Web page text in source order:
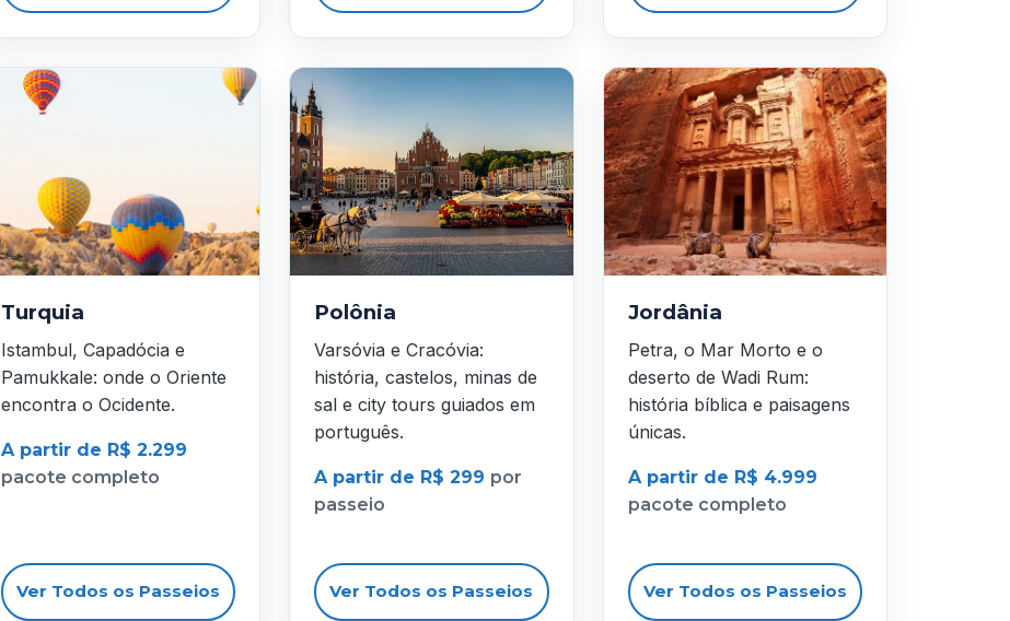
Turquia
Istambul, Capadócia e
Pamukkale: onde o Oriente
encontra o Ocidente.
A partir de R$ 2.299
pacote completo
Ver Todos os Passeios
Polônia
Varsóvia e Cracóvia:
história, castelos, minas de
sal e city tours guiados em
português.
A partir de R$ 299 por
passeio
Ver Todos os Passeios
Jordânia
Petra, o Mar Morto e o
deserto de Wadi Rum:
história bíblica e paisagens
únicas.
A partir de R$ 4.999
pacote completo
Ver Todos os Passeios